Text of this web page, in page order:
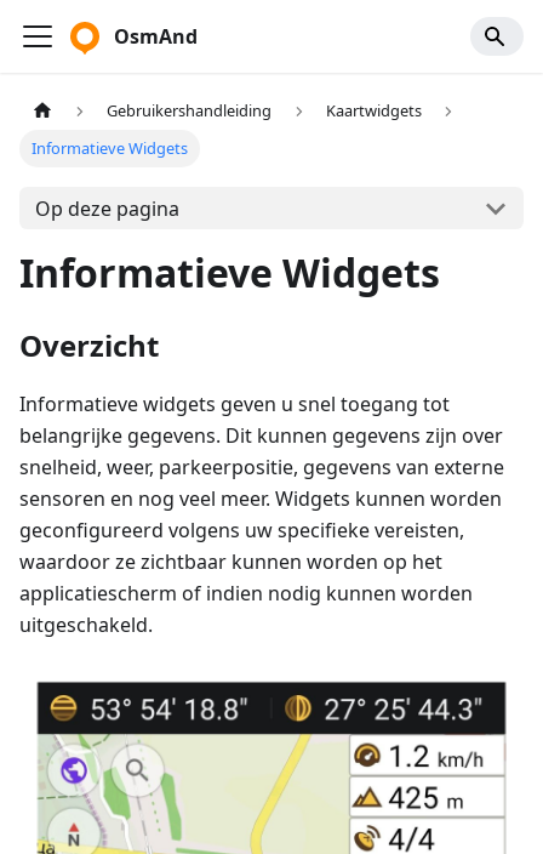
OsmAnd
Gebruikershandleiding
Kaartwidgets
Informatieve Widgets
Op deze pagina
Informatieve Widgets
Overzicht
Informatieve widgets geven u snel toegang tot
belangrijke gegevens. Dit kunnen gegevens zijn over
snelheid, weer, parkeerpositie, gegevens van externe
sensoren en nog veel meer. Widgets kunnen worden
geconfigureerd volgens uw specifieke vereisten,
waardoor ze zichtbaar kunnen worden op het
applicatiescherm of indien nodig kunnen worden
uitgeschakeld.